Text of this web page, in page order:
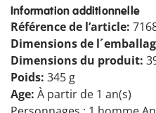
Information additionnelle
Référence de l’article:
Dimensions de
Dimensions du produit:
Poids: 345 g
Age: À partir de 1 an(s)